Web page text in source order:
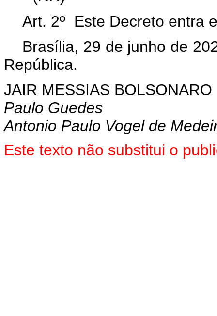
Art. 2º Este Decreto entra
Brasília, 29 de junho de
República.
JAIR MESSIAS BOLSONARO
Paulo Guedes
Antonio Paulo Vogel de
Este texto não substitui o